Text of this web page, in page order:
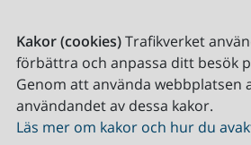
Kakor (cookies)Trafikverket
förbättra och anpassa ditt besök
Genom att använda webbplatsen
användandet av dessa kakor.
Läs mer om kakor och hur du